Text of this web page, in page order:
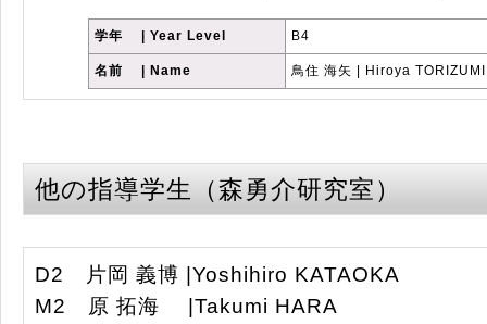
学年 | Year Level B4
名前 | Name 鳥住 海矢 | Hiroya TORIZUMI
他の指導学生（森勇介研究室）
D2 片岡 義博 |Yoshihiro KATAOKA
M2 原 拓海 |Takumi HARA